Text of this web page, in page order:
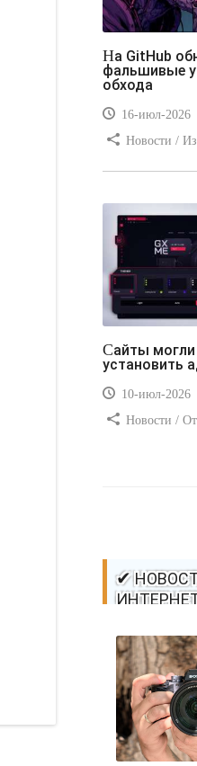
На GitHub обнаружили
фальшивые
обхода
16-июл-2026
Новости /
Сайты могли незаметно
установить
10-июл-2026
Новости /
✔ НОВОСТИ МИРА